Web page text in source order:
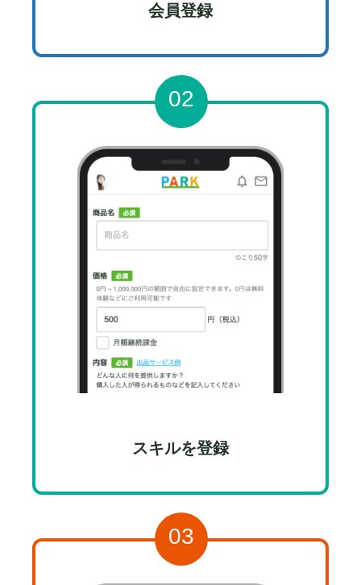
会員登録
02
スキルを登録
03